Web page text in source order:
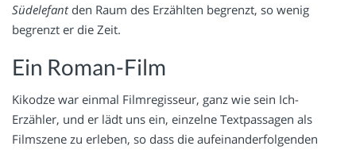
Südelefantden Raum des Erzählten begrenzt, so wenig
begrenzt er die Zeit.
Ein Roman-Film
Kikodze war einmal Filmregisseur, ganz wie sein Ich-
Erzähler, und er lädt uns ein, einzelne Textpassagen als
Filmszene zu erleben, so dass die aufeinanderfolgenden